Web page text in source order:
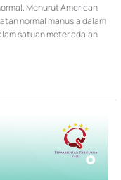
Menurut American
normal manusia dalam
satuan meter adalah